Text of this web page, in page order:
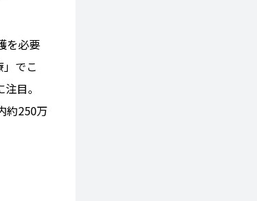
を必要
でこ
目。
約250万